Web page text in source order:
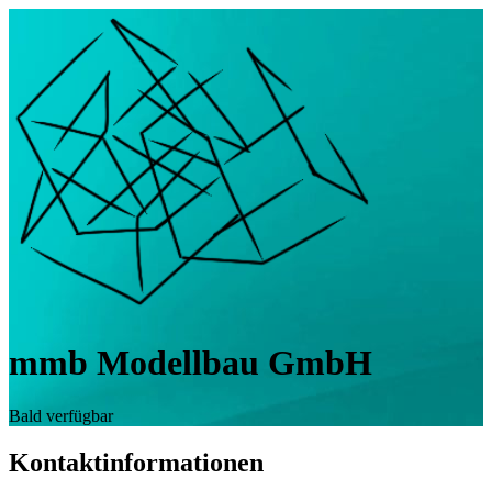
mmb Modellbau GmbH
Bald verfügbar
Kontaktinformationen